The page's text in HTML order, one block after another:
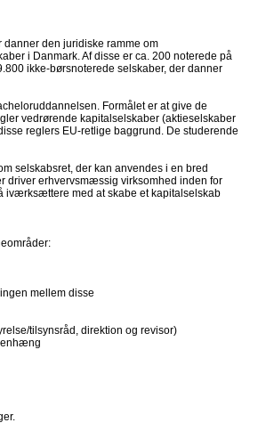
den juridiske ramme om
i Danmark. Af disse er ca. 200 noterede på
ikke-børsnoterede selskaber, der danner
Formålet er at give de
vedrørende kapitalselskaber (aktieselskaber
reglers EU-retlige baggrund. De studerende
selskabsret, der kan anvendes i en bred
driver erhvervsmæssig virksomhed inden for
iværksættere med at skabe et kapitalselskab
mellem disse
tilsynsråd, direktion og revisor)